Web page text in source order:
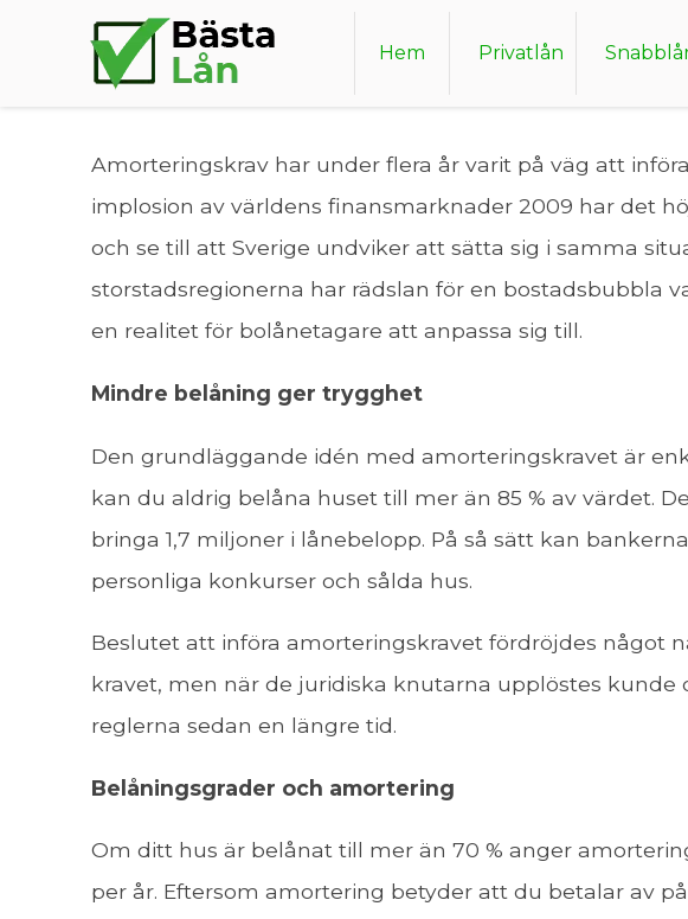
Hem Privatlån
Amorteringskrav på nya bolån
Amorteringskrav har under flera år varit på väg att
implosion av världens finansmarknader 2009 har det
och se till att Sverige undviker att sätta sig i samma
storstadsregionerna har rädslan för en bostadsbubbla
en realitet för bolånetagare att anpassa sig till.
Mindre belåning ger trygghet
Den grundläggande idén med amorteringskravet är
kan du aldrig belåna huset till mer än 85 % av värdet.
bringa 1,7 miljoner i lånebelopp. På så sätt kan
personliga konkurser och sålda hus.
Beslutet att införa amorteringskravet fördröjdes något
kravet, men när de juridiska knutarna upplöstes kunde
reglerna sedan en längre tid.
Belåningsgrader och amortering
Om ditt hus är belånat till mer än 70 % anger
per år. Eftersom amortering betyder att du betalar av